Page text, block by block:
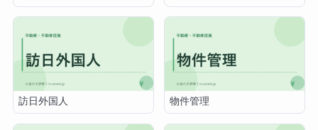
訪日外国人 物件管理